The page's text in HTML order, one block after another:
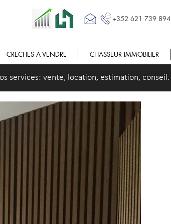
+352 621 739 894
CRECHES A VENDRE CHASSEUR IMMOBILIER
services: vente, location, estimation, conseil.